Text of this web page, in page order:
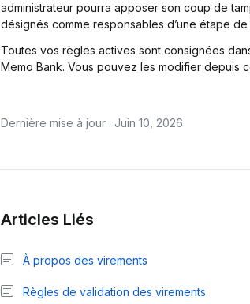
administrateur pourra apposer son coup de
désignés comme responsables d’une étape
Toutes vos règles actives sont consignées
Memo Bank. Vous pouvez les modifier depuis
Dernière mise à jour : Juin 10, 2026
Articles Liés
À propos des virements
Règles de validation des virements